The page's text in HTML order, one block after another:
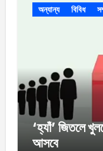
অন্যান্য বিবিধ
‘হ্যাঁ’ জিতলে
আসবে